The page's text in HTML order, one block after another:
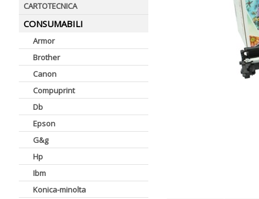
CARTOTECNICA
CONSUMABILI
Armor
Brother
Canon
Compuprint
Db
Epson
G&g
Hp
Ibm
Konica-minolta